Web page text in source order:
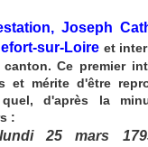
Joseph
sur-Loire et
Ce premier
et mérite d'être
d'après la
:
lundi 25 mars